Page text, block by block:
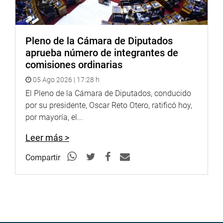
del Ministerio de Relaciones Exteriores.
-Ley 32240, Ley que tiene por finalidad mejorar la gestión
del financiamiento del intercambio prestacional en salud
de las IAFAS e IPRESS de las Fuerzas Armadas en el
marco del Decreto Legislativo que optimiza el intercambio
prestacional en salud del sector público.
-Ley 32244, Ley que modifica la Ley 31953, Ley de
Presupuesto del Sector Público para el Año Fiscal 2024,
para precisar los alcances del cambio de grupo
profesional, técnico y auxiliar de salud del Ministerio de
Defensa.
RESOLUCIONES LEGISLATIVAS
Pleno de la Cámara de Diputados
aprueba número de integrantes de
comisiones ordinarias
05 Ago 2026 | 17:28 h
El Pleno de la Cámara de Diputados, conducido
por su presidente, Oscar Reto Otero, ratificó hoy,
por mayoría, el...
Leer más >
Compartir